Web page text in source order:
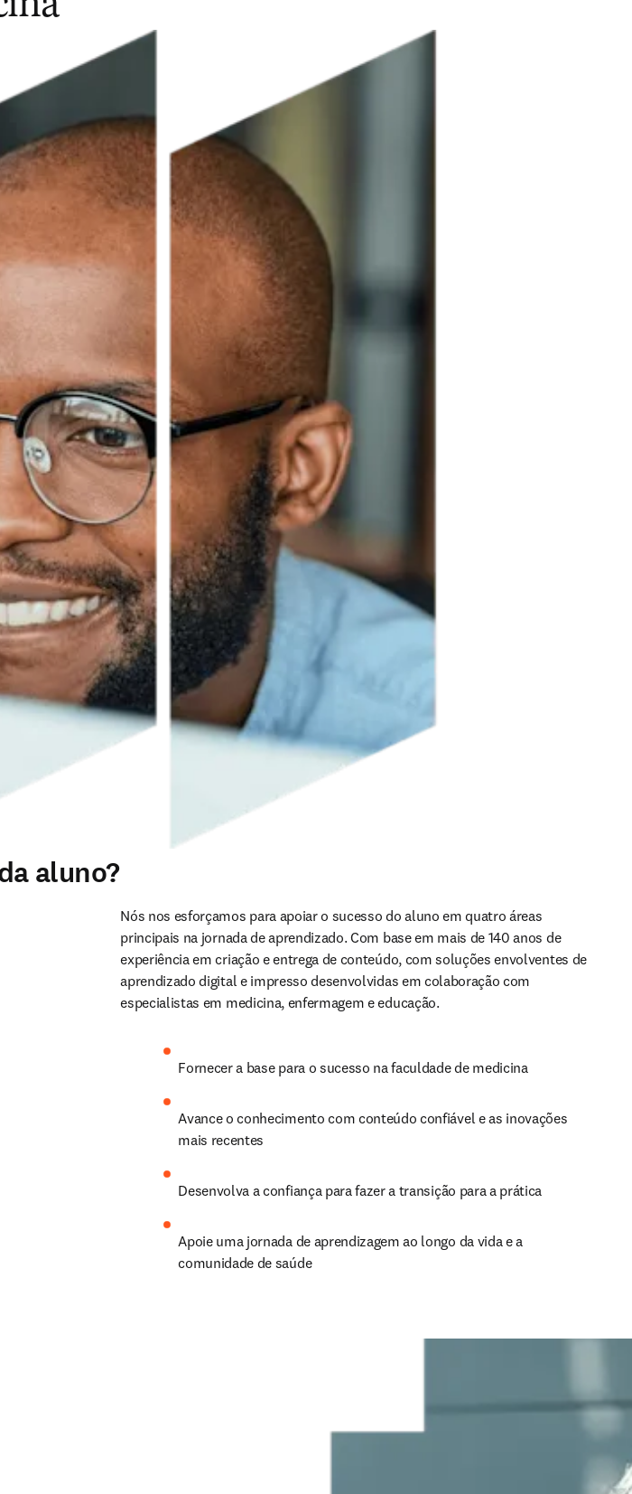
aluno?
Nós nos esforçamos para apoiar o sucesso do aluno em quatro áreas
principais na jornada de aprendizado. Com base em mais de 140 anos de
experiência em criação e entrega de conteúdo, com soluções envolventes de
aprendizado digital e impresso desenvolvidas em colaboração com
especialistas em medicina, enfermagem e educação.
Fornecer a base para o sucesso na faculdade de medicina
Avance o conhecimento com conteúdo confiável e as inovações
mais recentes
Desenvolva a confiança para fazer a transição para a prática
Apoie uma jornada de aprendizagem ao longo da vida e a
comunidade de saúde